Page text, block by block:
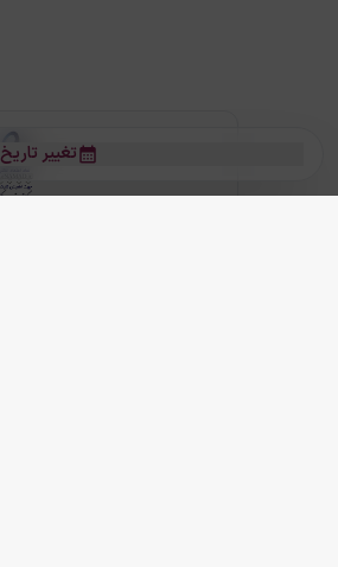
تغییر تاریخ